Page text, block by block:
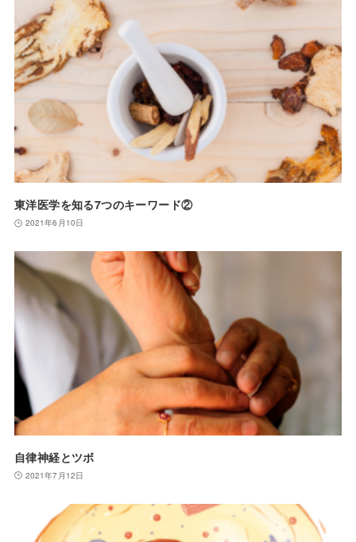
東洋医学を知る7つのキーワード②
2021年6月10日
自律神経とツボ
2021年7月12日